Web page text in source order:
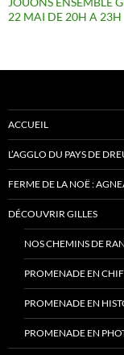
22 MAI DE 20H A 23H
ACCUEIL
L’AGGLO DU PAYS DE
FERME DE LA NOË :
DÉCOUVRIR GILLES
NOS CHEMINS DE
PROMENADE EN
PROMENADE EN
PROMENADE EN